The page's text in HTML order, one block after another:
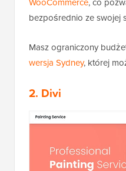
bezpośrednio ze swojej
Masz ograniczony
wersja Sydney, której
2. Divi